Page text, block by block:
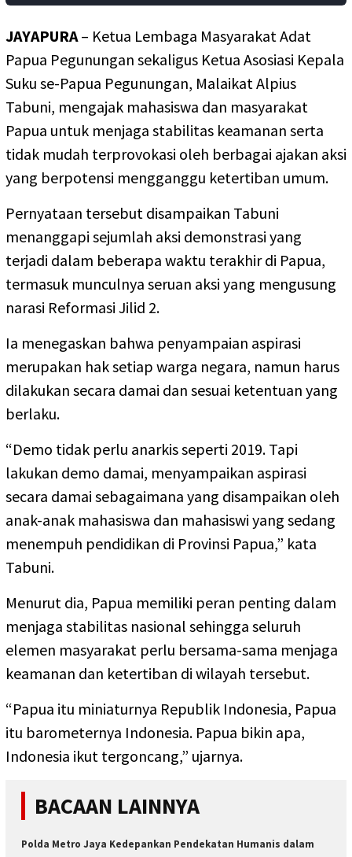
JAYAPURA– Ketua Lembaga Masyarakat Adat
Papua Pegunungan sekaligus Ketua Asosiasi Kepala
Suku se-Papua Pegunungan, Malaikat Alpius
Tabuni, mengajak mahasiswa dan masyarakat
Papua untuk menjaga stabilitas keamanan serta
tidak mudah terprovokasi oleh berbagai ajakan aksi
yang berpotensi mengganggu ketertiban umum.
Pernyataan tersebut disampaikan Tabuni
menanggapi sejumlah aksi demonstrasi yang
terjadi dalam beberapa waktu terakhir di Papua,
termasuk munculnya seruan aksi yang mengusung
narasi Reformasi Jilid 2.
Ia menegaskan bahwa penyampaian aspirasi
merupakan hak setiap warga negara, namun harus
dilakukan secara damai dan sesuai ketentuan yang
berlaku.
“Demo tidak perlu anarkis seperti 2019. Tapi
lakukan demo damai, menyampaikan aspirasi
secara damai sebagaimana yang disampaikan oleh
anak-anak mahasiswa dan mahasiswi yang sedang
menempuh pendidikan di Provinsi Papua,” kata
Tabuni.
Menurut dia, Papua memiliki peran penting dalam
menjaga stabilitas nasional sehingga seluruh
elemen masyarakat perlu bersama-sama menjaga
keamanan dan ketertiban di wilayah tersebut.
“Papua itu miniaturnya Republik Indonesia, Papua
itu barometernya Indonesia. Papua bikin apa,
Indonesia ikut tergoncang,” ujarnya.
BACAAN LAINNYA
Polda Metro Jaya Kedepankan Pendekatan Humanis dalam